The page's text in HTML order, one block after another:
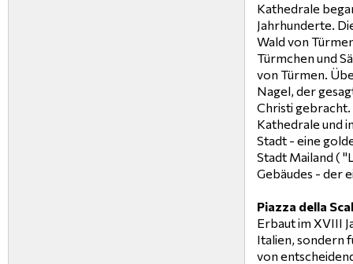
Kathedrale
Jahrhunderte.
Wald von
Türmchen und
von Türmen.
Nagel, der
Christi
Kathedrale und
Stadt - eine
Stadt Mailand (
Gebäudes - der
Piazza della
Erbaut im XVIII
Italien, sondern
von